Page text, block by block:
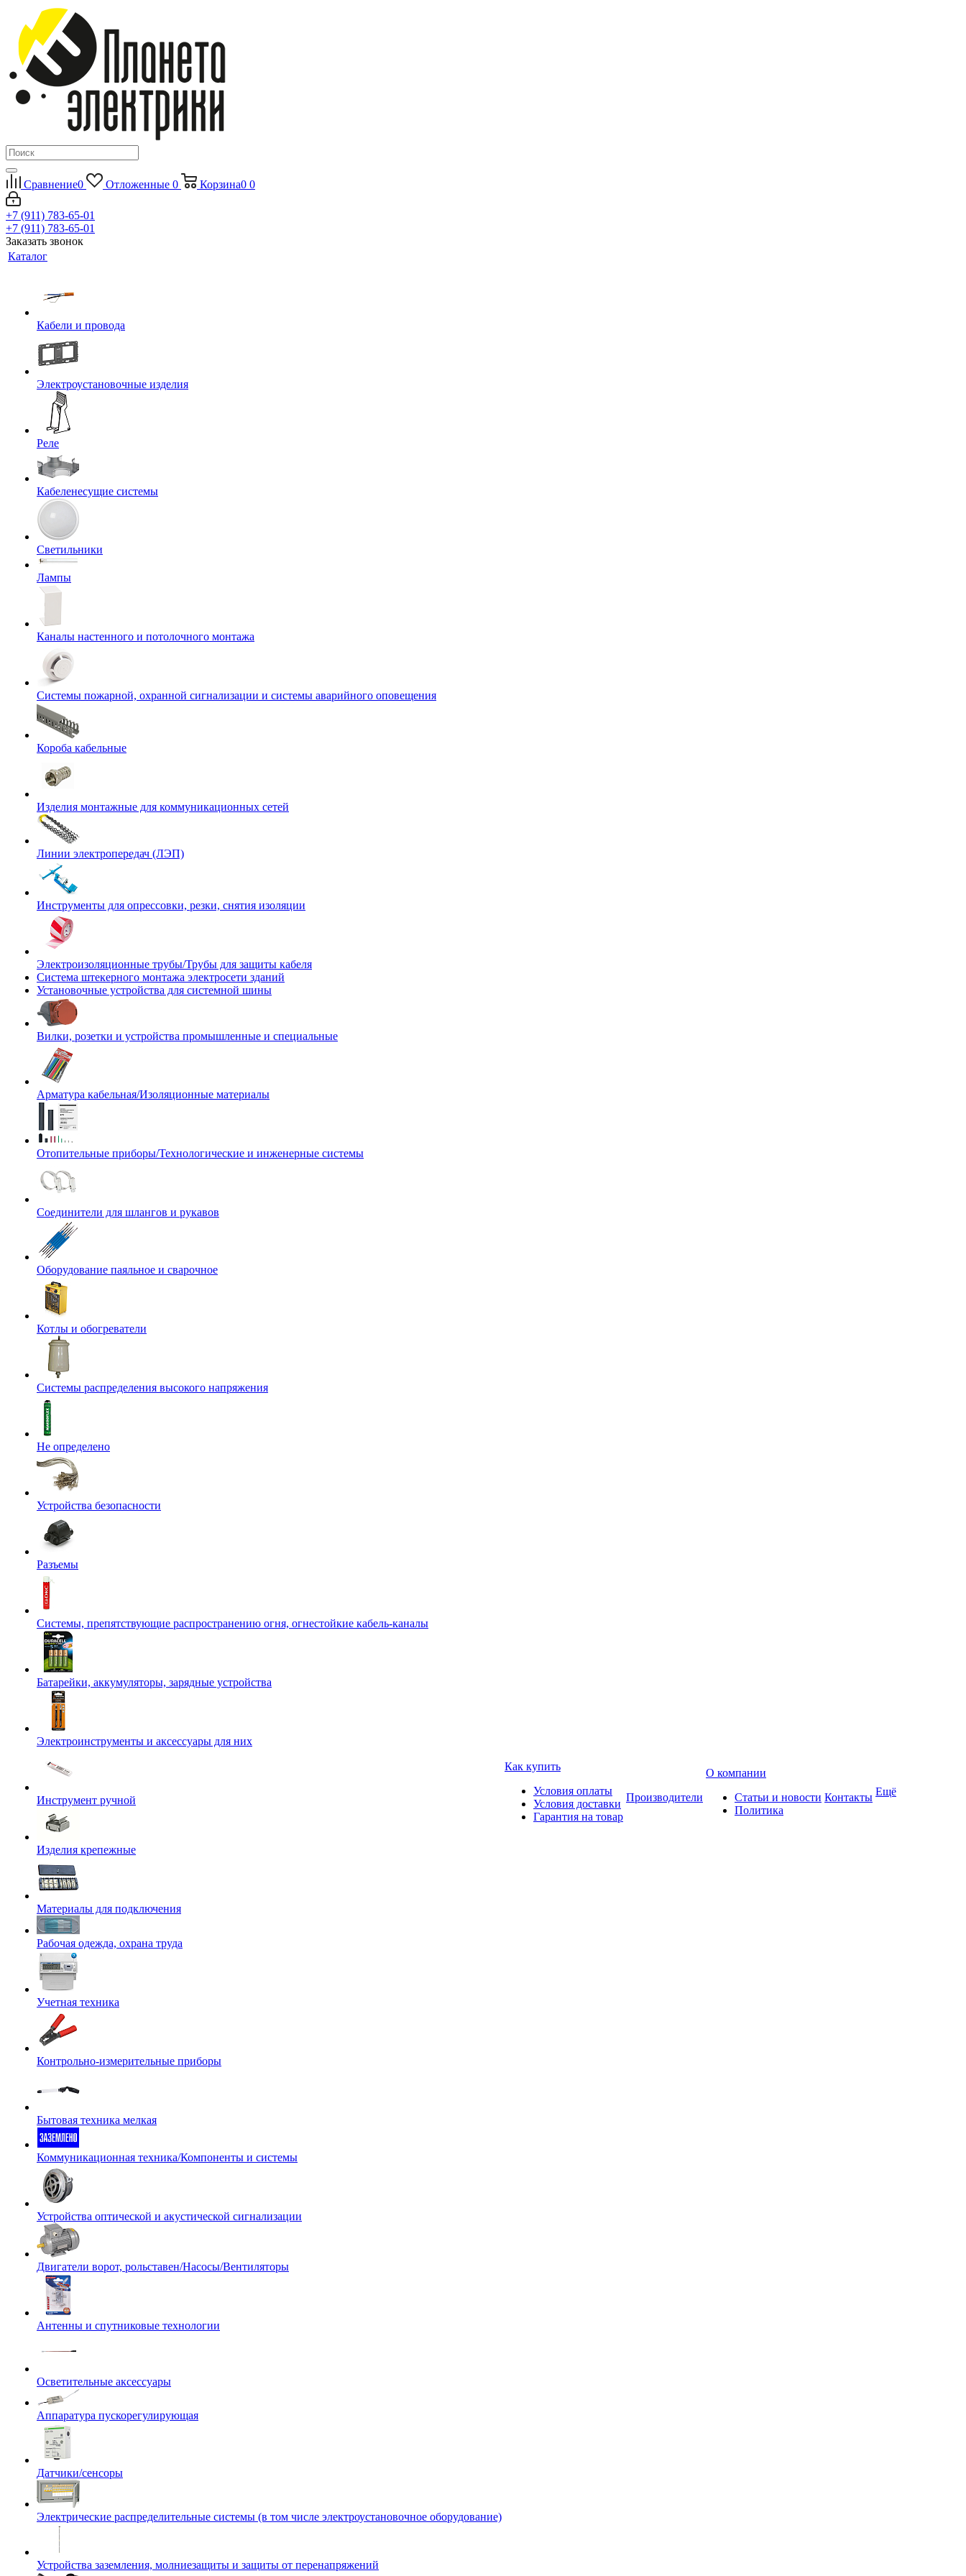
Сравнение0 Отложенные 0 Корзина0 0
+7 (911) 783-65-01
+7 (911) 783-65-01
Заказать звонок
Каталог
Кабели и провода
Электроустановочные изделия
Реле
Кабеленесущие системы
Светильники
Лампы
Каналы настенного и потолочного монтажа
Системы пожарной, охранной сигнализации и системы аварийного оповещения
Короба кабельные
Изделия монтажные для коммуникационных сетей
Линии электропередач (ЛЭП)
Инструменты для опрессовки, резки, снятия изоляции
Электроизоляционные трубы/Трубы для защиты кабеля
Система штекерного монтажа электросети зданий
Установочные устройства для системной шины
Вилки, розетки и устройства промышленные и специальные
Арматура кабельная/Изоляционные материалы
Отопительные приборы/Технологические и инженерные системы
Соединители для шлангов и рукавов
Оборудование паяльное и сварочное
Котлы и обогреватели
Системы распределения высокого напряжения
Не определено
Устройства безопасности
Разъемы
Системы, препятствующие распространению огня, огнестойкие кабель-каналы
Батарейки, аккумуляторы, зарядные устройства
Электроинструменты и аксессуары для них
Инструмент ручной
Изделия крепежные
Материалы для подключения
Рабочая одежда, охрана труда
Учетная техника
Контрольно-измерительные приборы
Бытовая техника мелкая
Коммуникационная техника/Компоненты и системы
Устройства оптической и акустической сигнализации
Двигатели ворот, рольставен/Насосы/Вентиляторы
Антенны и спутниковые технологии
Осветительные аксессуары
Аппаратура пускорегулирующая
Датчики/сенсоры
Электрические распределительные системы (в том числе электроустановочное оборудование)
Устройства заземления, молниезащиты и защиты от перенапряжений
Как купить
Условия оплаты
Условия доставки
Гарантия на товар
Производители
О компании
Статьи и новости
Политика
Контакты Ещё